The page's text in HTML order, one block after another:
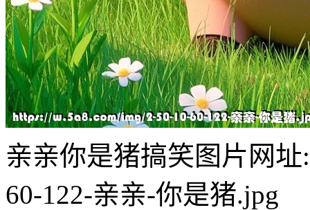
亲亲你是猪搞笑图片网址
60-122-亲亲-你是猪.jpg